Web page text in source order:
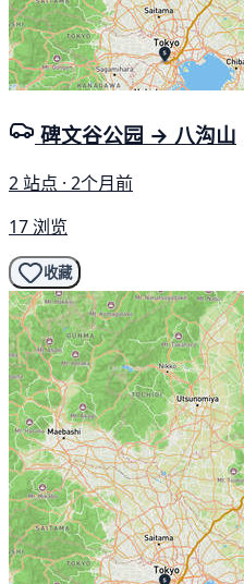
碑文谷公园 → 八沟山
2 站点 · 2个月前
17 浏览
收藏